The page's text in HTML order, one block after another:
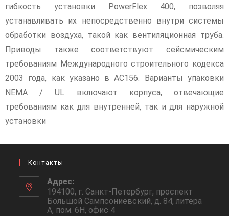
гибкость установки PowerFlex 400, позволяя
устанавливать их непосредственно внутри системы
обработки воздуха, такой как вентиляционная труба.
Приводы также соответствуют сейсмическим
требованиям Международного строительного кодекса
2003 года, как указано в AC156. Варианты упаковки
NEMA / UL включают корпуса, отвечающие
требованиям как для внутренней, так и для наружной
установки
Контакты
Адрес:
194100, г. Санкт-Петербург, проспект
Большой Сампсониевский, д. 84, литера
А, пом. 6Н, офис 4